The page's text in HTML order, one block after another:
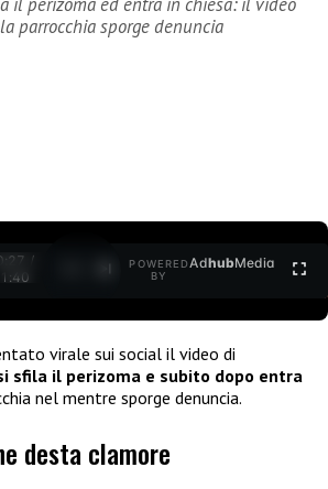
parrocchia sporge denuncia
/
1:40
POWERED
BY
AdhubMedia
virale sui social il video di
sfila il perizoma e subito dopo entra
nel mentre sporge denuncia.
desta clamore